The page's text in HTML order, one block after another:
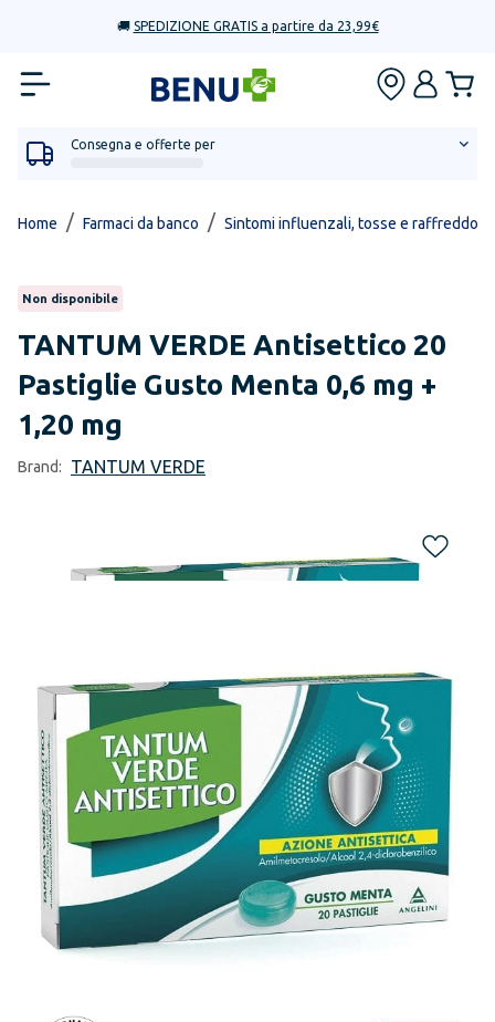
🚚 SPEDIZIONE GRATIS a partire da 23,99€
Consegna e offerte per
Home / Farmaci da banco / Sintomi influenzali, tosse e raffreddore
Non disponibile
TANTUM VERDE Antisettico 20
Pastiglie Gusto Menta 0,6 mg +
1,20 mg
Brand: TANTUM VERDE